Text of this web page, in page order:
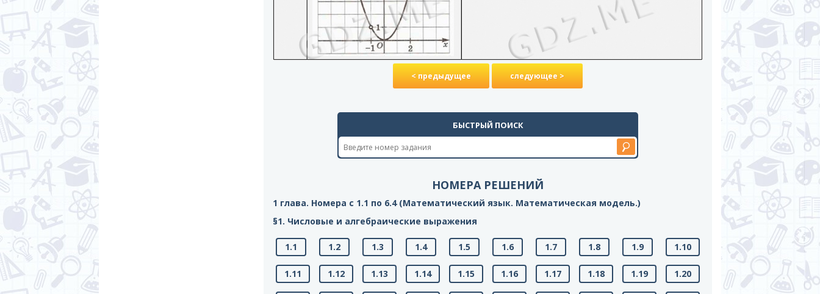
< предыдущее следующее >
БЫСТРЫЙ ПОИСК
НОМЕРА РЕШЕНИЙ
1 глава. Номера с 1.1 по 6.4 (Математический язык. Математическая модель.)
§1. Числовые и алгебраические выражения
1.1 1.2 1.3 1.4 1.5 1.6 1.7 1.8 1.9 1.10
1.11 1.12 1.13 1.14 1.15 1.16 1.17 1.18 1.19 1.20